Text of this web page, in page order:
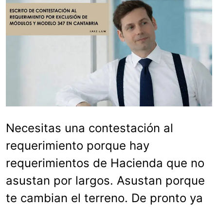
Necesitas una contestación al
requerimiento porque hay
requerimientos de Hacienda que no
asustan por largos. Asustan porque
te cambian el terreno. De pronto ya